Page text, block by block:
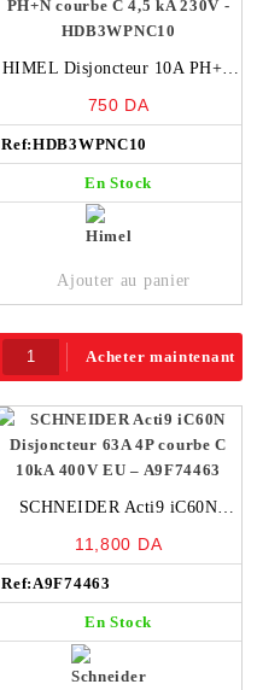
HIMEL Disjoncteur 10A PH+N
750 DA
Ref:HDB3WPNC10
En Stock
Ajouter au panier
Acheter maintenant
SCHNEIDER Acti9 iC60N
10kA 400V EU – A9F74463
11,800 DA
Ref:A9F74463
En Stock